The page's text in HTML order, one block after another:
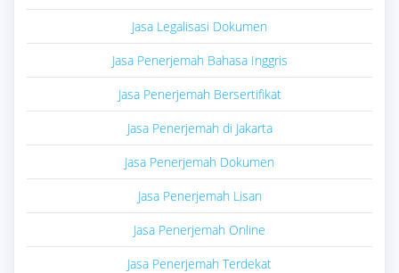
Jasa Legalisasi Dokumen
Jasa Penerjemah Bahasa Inggris
Jasa Penerjemah Bersertifikat
Jasa Penerjemah di Jakarta
Jasa Penerjemah Dokumen
Jasa Penerjemah Lisan
Jasa Penerjemah Online
Jasa Penerjemah Terdekat